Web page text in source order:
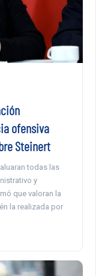
ofensiva
Steinert
todas las
y
que valoran la
la realizada por